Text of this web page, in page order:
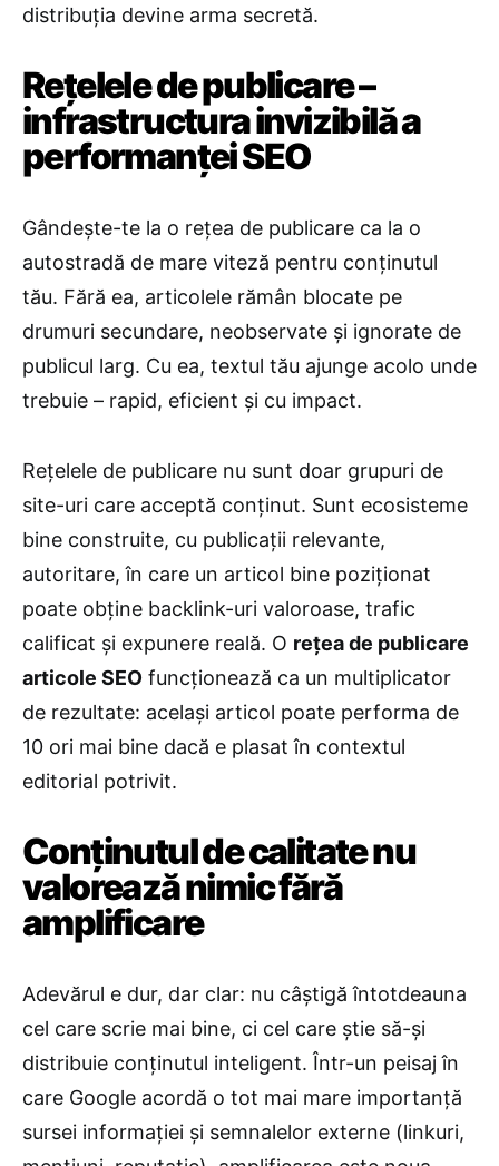
distribuția devine arma secretă.
Rețelele de publicare –
infrastructura invizibilă a
performanței SEO
Gândește-te la o rețea de publicare ca la o
autostradă de mare viteză pentru conținutul
tău. Fără ea, articolele rămân blocate pe
drumuri secundare, neobservate și ignorate de
publicul larg. Cu ea, textul tău ajunge acolo unde
trebuie – rapid, eficient și cu impact.
Rețelele de publicare nu sunt doar grupuri de
site-uri care acceptă conținut. Sunt ecosisteme
bine construite, cu publicații relevante,
autoritare, în care un articol bine poziționat
poate obține backlink-uri valoroase, trafic
calificat și expunere reală. O rețea de publicare
articole SEO funcționează ca un multiplicator
de rezultate: același articol poate performa de
10 ori mai bine dacă e plasat în contextul
editorial potrivit.
Conținutul de calitate nu
valorează nimic fără
amplificare
Adevărul e dur, dar clar: nu câștigă întotdeauna
cel care scrie mai bine, ci cel care știe să-și
distribuie conținutul inteligent. Într-un peisaj în
care Google acordă o tot mai mare importanță
sursei informației și semnalelor externe (linkuri,